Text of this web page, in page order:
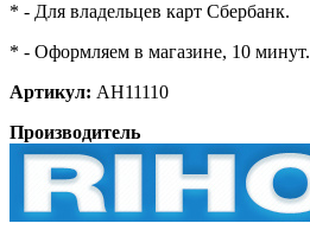
* - Для владельцев карт Сбербанк.
* - Оформляем в магазине, 10 минут.
Артикул: AH11110
Производитель